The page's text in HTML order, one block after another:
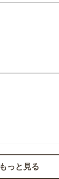
もっと見る